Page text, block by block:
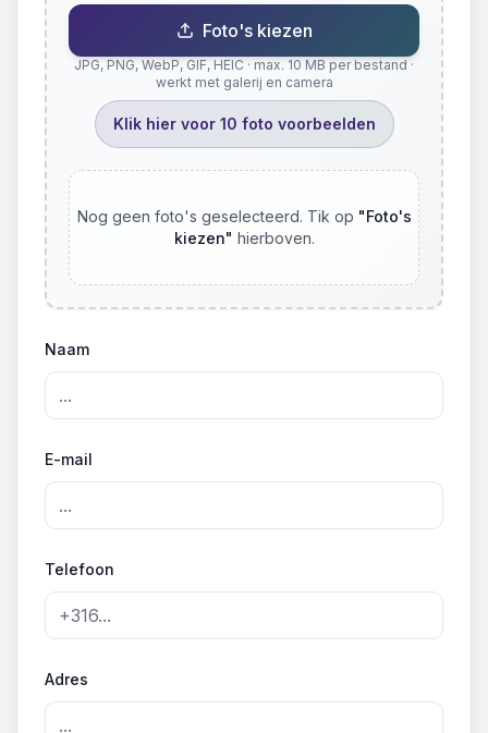
Foto's kiezen
JPG, PNG, WebP, GIF, HEIC · max. 10 MB per bestand ·
werkt met galerij en camera
Klik hier voor 10 foto voorbeelden
Nog geen foto's geselecteerd. Tik op "Foto's
kiezen" hierboven.
Naam
E-mail
Telefoon
Adres